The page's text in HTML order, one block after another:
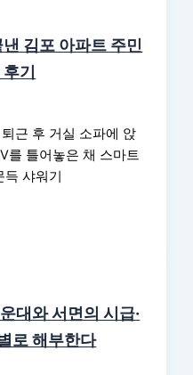
김포 아파트 주민
기
근 후 거실 소파에 앉
를 틀어놓은 채 스마트
득 샤워기
대와 서면의 시급·
로 해부한다